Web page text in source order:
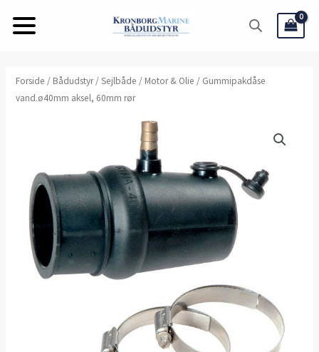
Forside / Bådudstyr/Sejlbåde / Motor & Olie / Gummipakdåse
vand.ø40mm aksel, 60mm rør
Gummipakdåse
vand.ø40mm
antal